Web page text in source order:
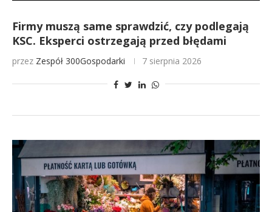
Firmy muszą same sprawdzić, czy podlegają
KSC. Eksperci ostrzegają przed błędami
przez Zespół 300Gospodarki 7 sierpnia 2026